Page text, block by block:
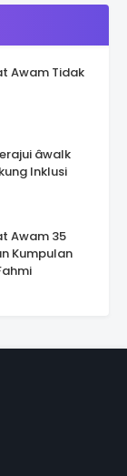
Awam Tidak
âwalk
Inklusi
Awam 35
Kumpulan